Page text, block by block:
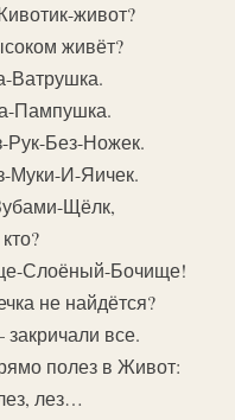
живот?
живёт?
Пампушка.
Без-Ножек.
Муки-И-Яичек.
Щёлк,
Слоёный-Бочище!
не найдётся?
все.
полез в Живот:
лез…